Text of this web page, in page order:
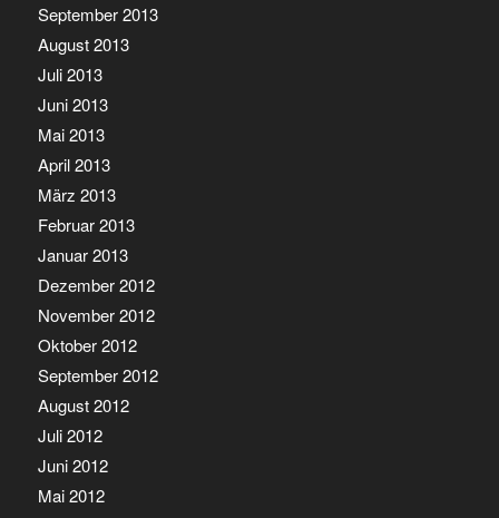
September 2013
August 2013
Juli 2013
Juni 2013
Mai 2013
April 2013
März 2013
Februar 2013
Januar 2013
Dezember 2012
November 2012
Oktober 2012
September 2012
August 2012
Juli 2012
Juni 2012
Mai 2012